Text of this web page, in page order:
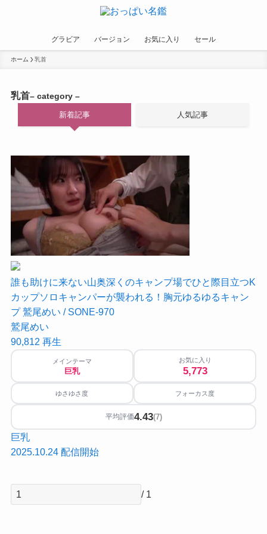
グラビア バージョン お気に入り セール
ホーム 乳首
乳首– category –
新着記事 人気記事
誰も助けに来ない山奥深くのキャンプ場でひと際目立つK
カップソロキャンパーが襲われる！胸元ゆるゆるキャン
プ 鷲尾めい / SONE-970
鷲尾めい
90,812 再生
メインテーマ
巨乳
お気に入り
5,773
ゆさゆさ度 フォーカス度
平均評価4.43(7)
巨乳
2025.10.24 配信開始
/ 1